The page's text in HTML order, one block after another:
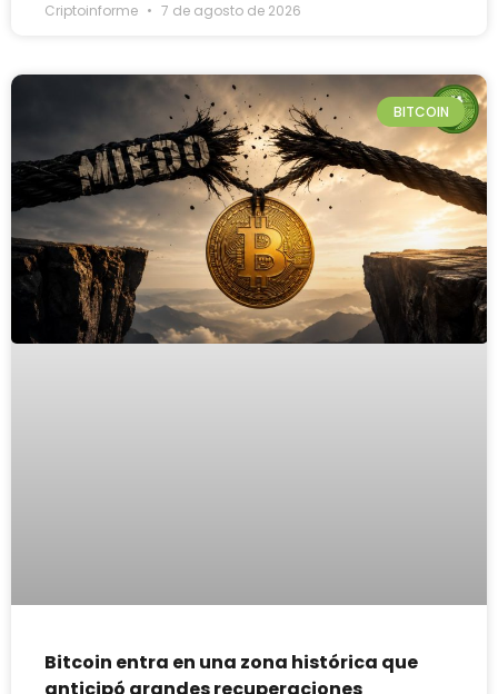
Criptoinforme 7 de agosto de 2026
BITCOIN
Bitcoin entra en una zona histórica que